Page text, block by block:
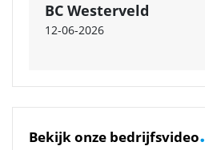
BC Westerveld
12-06-2026
Bekijk onze bedrijfsvideo.